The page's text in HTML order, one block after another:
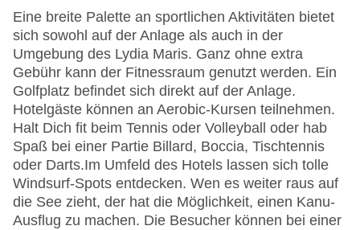
Eine breite Palette an sportlichen Aktivitäten bietet
sich sowohl auf der Anlage als auch in der
Umgebung des Lydia Maris. Ganz ohne extra
Gebühr kann der Fitnessraum genutzt werden. Ein
Golfplatz befindet sich direkt auf der Anlage.
Hotelgäste können an Aerobic-Kursen teilnehmen.
Halt Dich fit beim Tennis oder Volleyball oder hab
Spaß bei einer Partie Billard, Boccia, Tischtennis
oder Darts.Im Umfeld des Hotels lassen sich tolle
Windsurf-Spots entdecken. Wen es weiter raus auf
die See zieht, der hat die Möglichkeit, einen Kanu-
Ausflug zu machen. Die Besucher können bei einer